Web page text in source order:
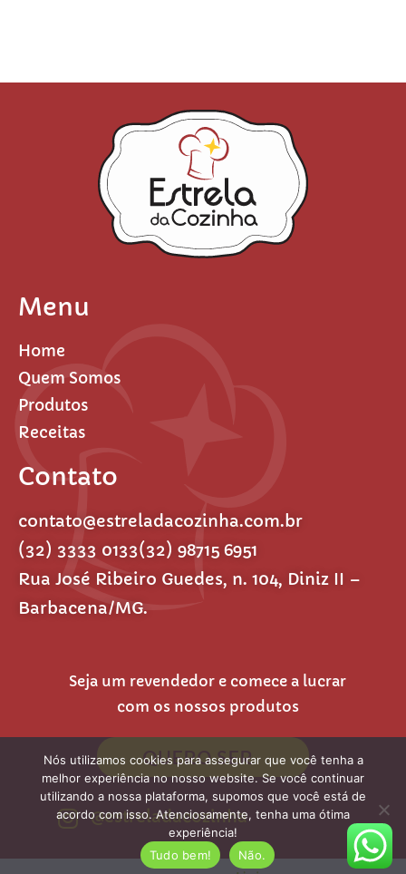
Menu
Home
Quem Somos
Produtos
Receitas
Contato
contato@estreladacozinha.com.br
(32) 3333 0133(32) 98715 6951
Rua José Ribeiro Guedes, n. 104, Diniz II –
Barbacena/MG.
Seja um revendedor e comece a lucrar
com os nossos produtos
QUERO SER
@estreladacozinha
Nós utilizamos cookies para assegurar que você tenha a
melhor experiência no nosso website. Se você continuar
utilizando a nossa plataforma, supomos que você está de
acordo com isso. Atenciosamente, tenha uma ótima
experiência!
Tudo bem!
Não.